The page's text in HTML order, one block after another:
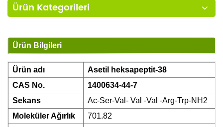
Ürün Kategorileri
Ürün Bilgileri
Ürün adı
Asetil heksapeptit-38
CAS No.
1400634-44-7
Sekans
Ac-Ser-Val- Val -Val -Arg-Trp-NH2
Moleküler Ağırlık
701.82